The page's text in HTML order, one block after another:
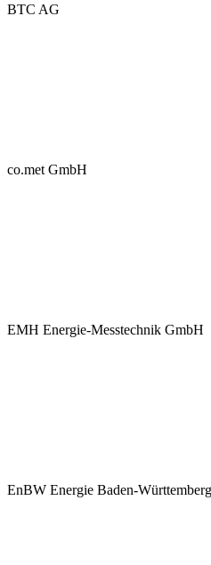
BTC AG
co.met GmbH
EMH Energie-Messtechnik GmbH
EnBW Energie Baden-